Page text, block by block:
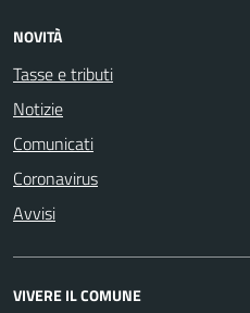
NOVITÀ
Tasse e tributi
Notizie
Comunicati
Coronavirus
Avvisi
VIVERE IL COMUNE